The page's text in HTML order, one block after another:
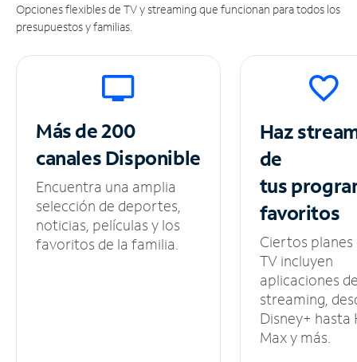
Opciones flexibles de TV y streaming que funcionan para todos los
presupuestos y familias.
Más de 200
canalesDisponible
Encuentra una amplia
selección de deportes,
noticias, películas y los
favoritos de la familia.
Haz
de
tus
favoritos
Ciertos planes
TV incluyen
aplicaciones
streaming,
Disney+ hasta
Max y más.